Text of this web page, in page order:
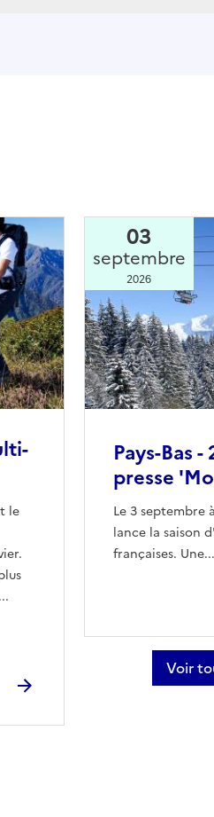
le
Pays-Bas
presse
Le 3 septembre
lance la saison
françaises. Une...
03
septembre
2026
Voir